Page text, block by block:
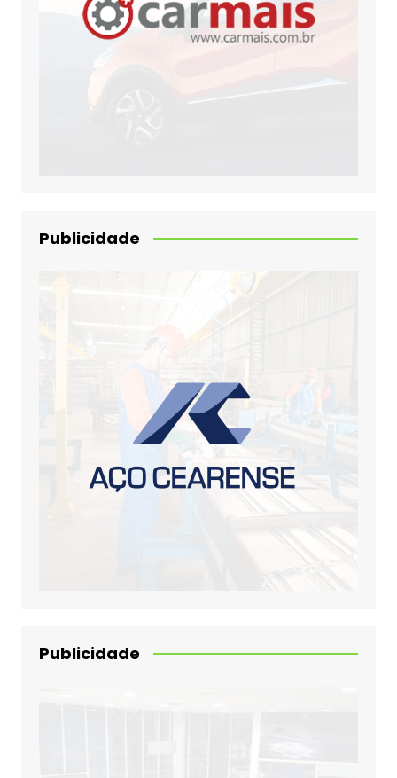
Publicidade
Publicidade